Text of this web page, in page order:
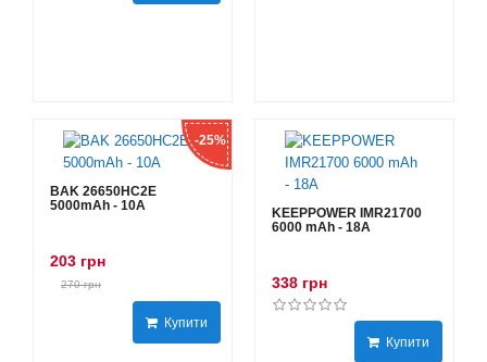
-25%
BAK 26650HC2E
5000mAh - 10А
203 грн
270 грн
Купити
KEEPPOWER IMR21700
6000 mAh - 18А
338 грн
Купити